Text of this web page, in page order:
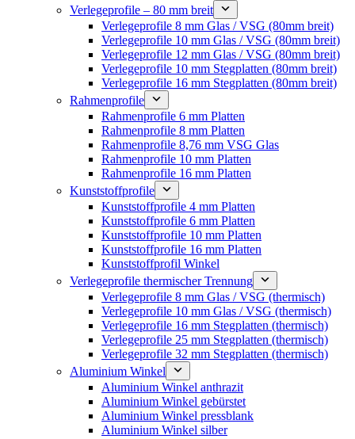
Verlegeprofile – 80 mm breit
Verlegeprofile 8 mm Glas / VSG (80mm breit)
Verlegeprofile 10 mm Glas / VSG (80mm breit)
Verlegeprofile 12 mm Glas / VSG (80mm breit)
Verlegeprofile 10 mm Stegplatten (80mm breit)
Verlegeprofile 16 mm Stegplatten (80mm breit)
Rahmenprofile
Rahmenprofile 6 mm Platten
Rahmenprofile 8 mm Platten
Rahmenprofile 8,76 mm VSG Glas
Rahmenprofile 10 mm Platten
Rahmenprofile 16 mm Platten
Kunststoffprofile
Kunststoffprofile 4 mm Platten
Kunststoffprofile 6 mm Platten
Kunststoffprofile 10 mm Platten
Kunststoffprofile 16 mm Platten
Kunststoffprofil Winkel
Verlegeprofile thermischer Trennung
Verlegeprofile 8 mm Glas / VSG (thermisch)
Verlegeprofile 10 mm Glas / VSG (thermisch)
Verlegeprofile 16 mm Stegplatten (thermisch)
Verlegeprofile 25 mm Stegplatten (thermisch)
Verlegeprofile 32 mm Stegplatten (thermisch)
Aluminium Winkel
Aluminium Winkel anthrazit
Aluminium Winkel gebürstet
Aluminium Winkel pressblank
Aluminium Winkel silber